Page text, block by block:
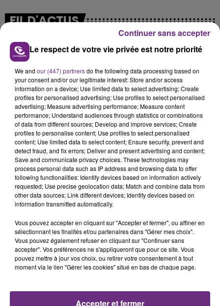
FIL D'ACTUS
LA CENTRALE NUCLÉAIRE DE CHOOZ
TOUJOURS À L'ARRÊT
Cela fait déjà une semaine que la centrale
nucléaire ardennaise est à l'arrêt. Une situation
justifiée par la sécheresse intense qui est toujours
présente.
LE MAGASIN JOUÉCLUB DE REIMS FERME
SES PORTES
C'était l'une des institutions du centre-ville
Le respect de votre vie privée est notre priorité
We and our (447) partnersdo the following data processing based on
your consent and/or our legitimate interest: Store and/or access
information on a device; Use limited data to select advertising; Create
profiles for personalised advertising; Use profiles to select personalised
advertising; Measure advertising performance; Measure content
performance; Understand audiences through statistics or combinations
of data from different sources; Develop and improve services; Create
profiles to personalise content; Use profiles to select personalised
content; Use limited data to select content; Ensure security, prevent and
detect fraud, and fix errors; Deliver and present advertising and content;
Save and communicate privacy choices. These technologies may
process personal data such as IP address and browsing data to offer
following functionalities: Identify devices based on information actively
requested; Use precise geolocation data; Match and combine data from
other data sources; Link different devices; Identify devices based on
information transmitted automatically.
Vous pouvez accepter en cliquant sur "Accepter et fermer", ou affiner en
sélectionnant les finalités et/ou partenaires dans "Gérer mes choix".
Vous pouvez également refuser en cliquant sur "Continuer sans
accepter". Vos préférences ne s'appliqueront que pour ce site. Vous
pouvez mettre à jour vos choix, ou retirer votre consentement à tout
moment via le lien "Gérer les cookies" situé en bas de chaque page.
Accepter et fermer
Continuer sans accepter